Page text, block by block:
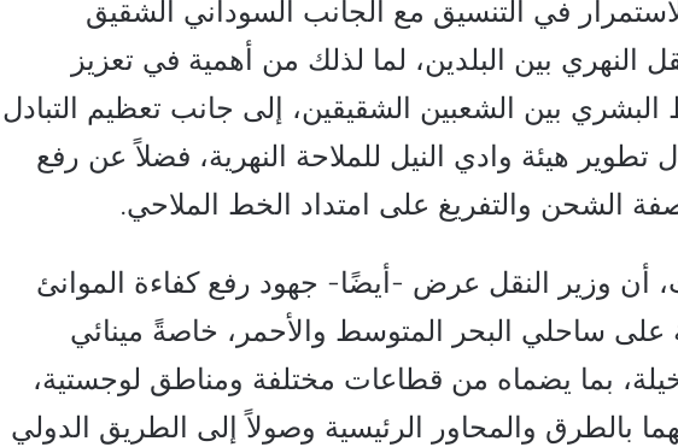
في التنسيق مع الجانب السوداني الشقيق
النهري بين البلدين، لما لذلك من أهمية في تعزيز
البشري بين الشعبين الشقيقين، إلى جانب تعظيم التبادل
تطوير هيئة وادي النيل للملاحة النهرية، فضلاً عن رفع
الشحن والتفريغ على امتداد الخط الملاحي.
أن وزير النقل عرض -أيضًا- جهود رفع كفاءة الموانئ
على ساحلي البحر المتوسط والأحمر، خاصةً مينائي
بما يضماه من قطاعات مختلفة ومناطق لوجستية،
بالطرق والمحاور الرئيسية وصولاً إلى الطريق الدولي